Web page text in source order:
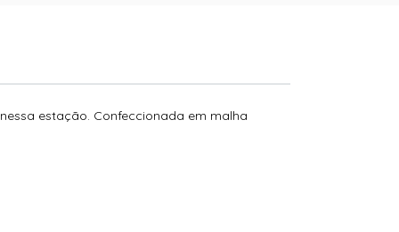
estação. Confeccionada em malha